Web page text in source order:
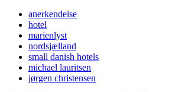
anerkendelse
hotel
marienlyst
nordsjælland
small danish hotels
michael lauritsen
jørgen christensen